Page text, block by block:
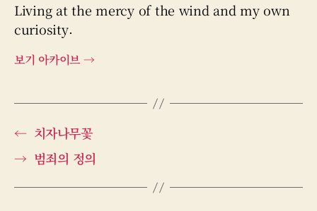
Living at the mercy of the wind and my own
curiosity.
보기 아카이브 →
← 치자나무꽃
→ 범죄의 정의